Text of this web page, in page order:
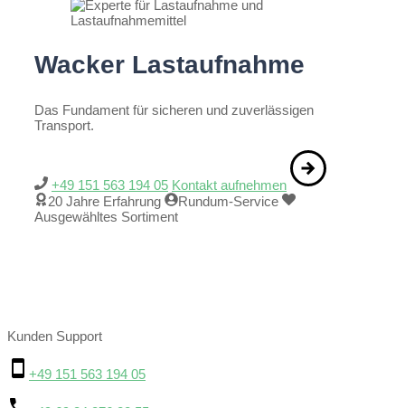
Wacker Lastaufnahme
Das Fundament für sicheren und zuverlässigen
Transport.
+49 151 563 194 05 Kontakt aufnehmen
20 Jahre Erfahrung
Rundum-Service
Ausgewähltes Sortiment
Kunden Support
+49 151 563 194 05